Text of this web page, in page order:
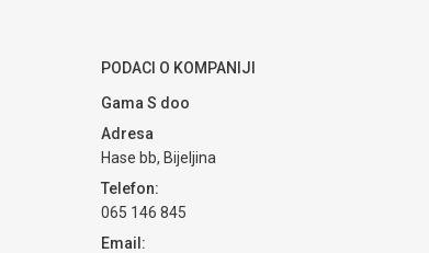
PODACI O KOMPANIJI
Gama S doo
Adresa
Hase bb, Bijeljina
Telefon:
065 146 845
Email: